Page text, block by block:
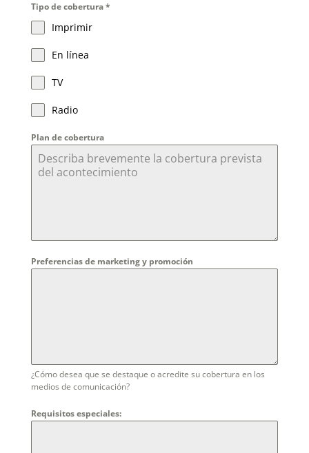
Tipo de cobertura*
Imprimir
En línea
TV
Radio
Plan de cobertura
Preferencias de marketing y promoción
¿Cómo desea que se destaque o acredite su cobertura en los
medios de comunicación?
Requisitos especiales: